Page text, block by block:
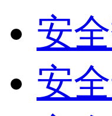
安
安